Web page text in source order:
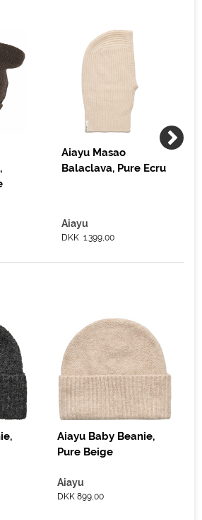
Aiayu Masao
Balaclava, Pure Ecru
Aiayu
DKK 1.399,00
Aiayu Baby Beanie,
Pure Beige
Aiayu
DKK 899,00